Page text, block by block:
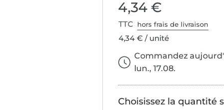
4,34 €
TTC hors frais de livraison
4,34 € / unité
Commandez
lun., 17.08.
Choisissez la quantité